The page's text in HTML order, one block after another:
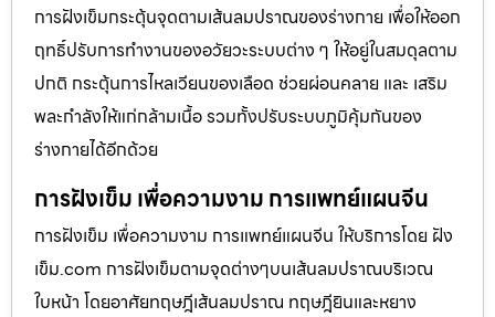
การฝังเข็มกระตุ้นจุดตามเส้นลมปราณของร่างกาย เพื่อให้ออก
ฤทธิ์ปรับการทำงานของอวัยวะระบบต่าง ๆ ให้อยู่ในสมดุลตาม
ปกติ กระตุ้นการไหลเวียนของเลือด ช่วยผ่อนคลาย และ เสริม
พละกำลังให้แก่กล้ามเนื้อ รวมทั้งปรับระบบภูมิคุ้มกันของ
ร่างกายได้อีกด้วย
การฝังเข็ม เพื่อความงาม การแพทย์แผนจีน
การฝังเข็ม เพื่อความงาม การแพทย์แผนจีน ให้บริการโดย ฝัง
เข็ม.com การฝังเข็มตามจุดต่างๆบนเส้นลมปราณบริเวณ
ใบหน้า โดยอาศัยทฤษฎีเส้นลมปราณ ทฤษฎียินและหยาง